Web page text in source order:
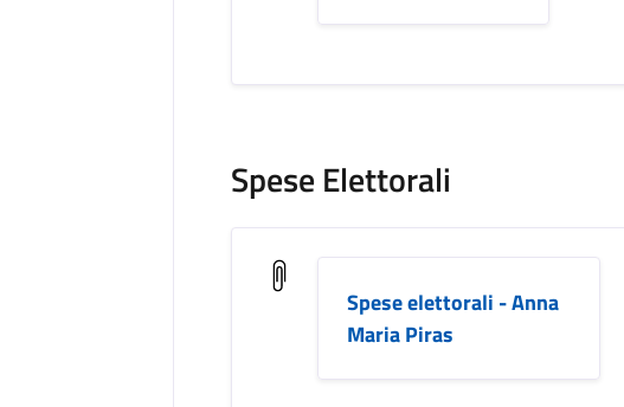
Spese Elettorali
Spese elettorali - Anna
Maria Piras